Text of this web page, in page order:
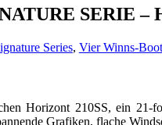
SERIE –
Series, Vier Winns-
Horizont 210SS, ein 21-
Grafiken, flache